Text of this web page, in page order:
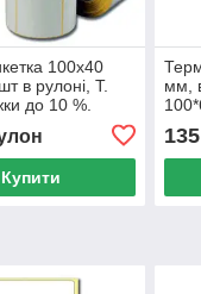
100х40
в рулоні, T.
до 10 %.
Купити
мм,
та в
135